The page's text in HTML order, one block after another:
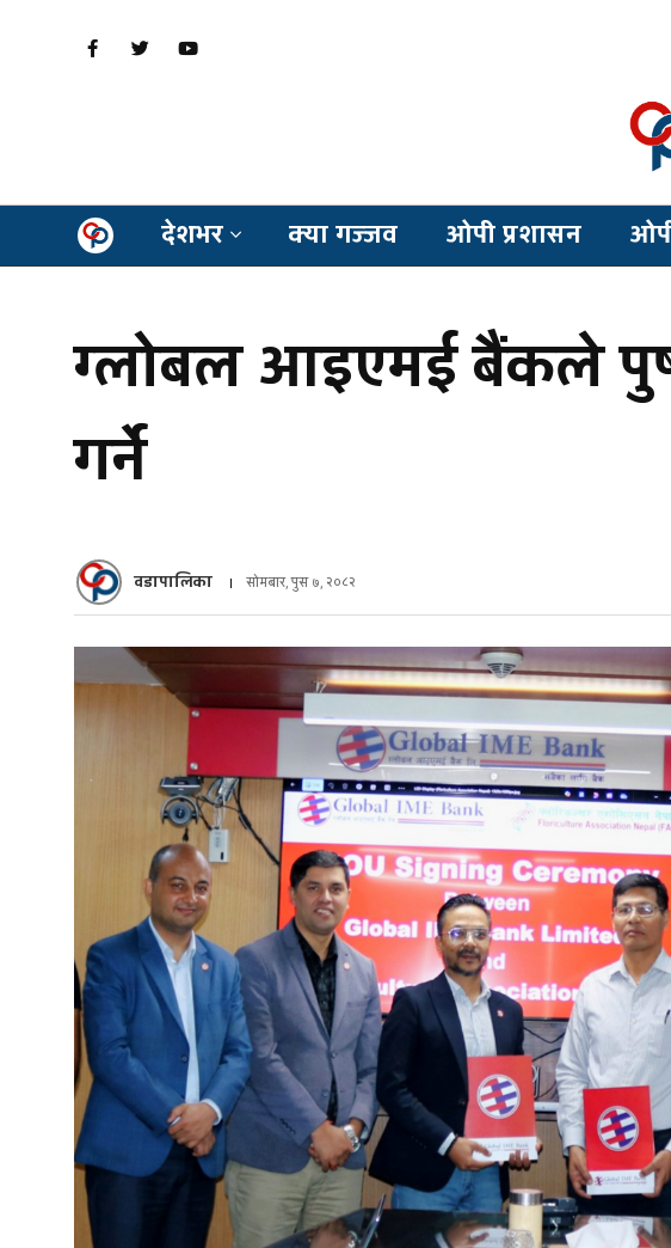
देशभर क्या गज्जव ओपी प्रशासन
ग्लोबल आइएमई बैंकले पुष्प
गर्ने
वडापालिका सोमबार, पुस ७, २०८२